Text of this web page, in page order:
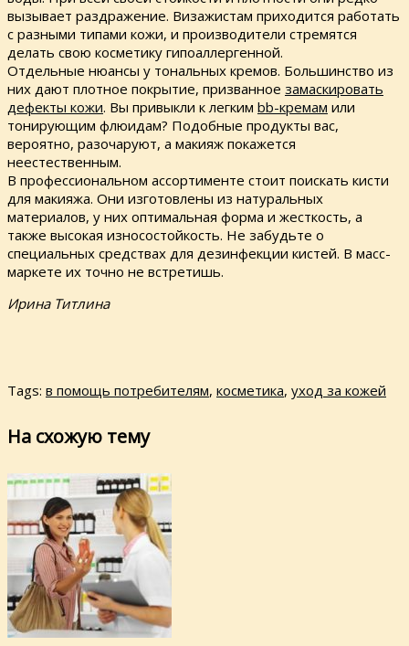
вызывает раздражение. Визажистам приходится работать
с разными типами кожи, и производители стремятся
делать свою косметику гипоаллергенной.
Отдельные нюансы у тональных кремов. Большинство из
них дают плотное покрытие, призванное замаскировать
дефекты кожи. Вы привыкли к легким bb-кремам или
тонирующим флюидам? Подобные продукты вас,
вероятно, разочаруют, а макияж покажется
неестественным.
В профессиональном ассортименте стоит поискать кисти
для макияжа. Они изготовлены из натуральных
материалов, у них оптимальная форма и жесткость, а
также высокая износостойкость. Не забудьте о
специальных средствах для дезинфекции кистей. В масс-
маркете их точно не встретишь.
Ирина Титлина
Tags: в помощь потребителям, косметика, уход за кожей
На схожую тему